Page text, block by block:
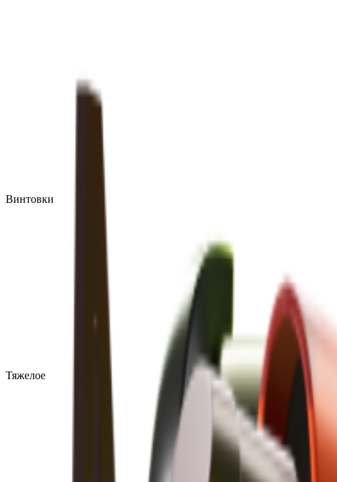
Винтовки
Тяжелое